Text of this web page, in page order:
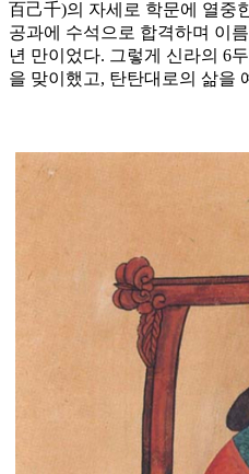
百己千)의 자세로 학문에 열중
공과에 수석으로 합격하며 이
년 만이었다. 그렇게 신라의 6
을 맞이했고, 탄탄대로의 삶을